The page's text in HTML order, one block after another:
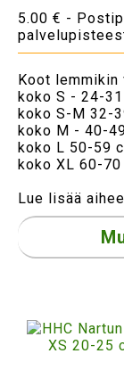
5.00 € -
Koot lemmikin
koko S - 24-
koko S-M 32-
koko M - 40-
koko L 50-59
koko XL 60-70
Lue lisää